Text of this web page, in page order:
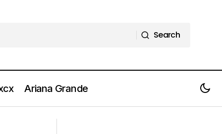
Search
Ariana Grande